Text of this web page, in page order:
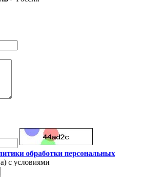
обработки персональных
с условиями